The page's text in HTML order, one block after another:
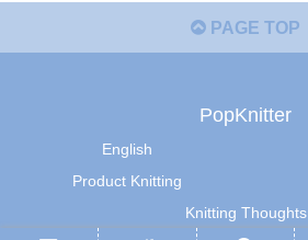
PAGE TOP
PopKnitter
English
Product Knitting
Knitting Thoughts